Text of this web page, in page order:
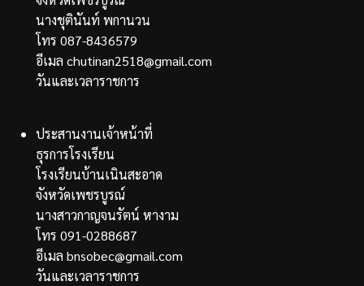
นางชุตินันท์ พกานวน
โทร 087-8436579
อีเมล chutinan2518@gmail.com
วันและเวลาราชการ
ประสานงานเจ้าหน้าที่
ธุรการโรงเรียน
โรงเรียนบ้านเนินสะอาด
จังหวัดเพชรบูรณ์
นางสาวกาญจนรัตน์ หางาม
โทร 091-0288687
อีเมล bnsobec@gmail.com
วันและเวลาราชการ